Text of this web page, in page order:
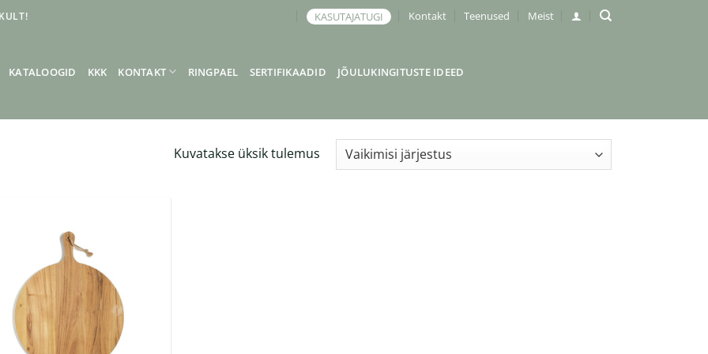
KASUTAJATUGI Kontakt Teenused Meist
KATALOOGID KKK KONTAKT RINGPAEL SERTIFIKAADID JÕULUKINGITUSTE IDEED
Kuvatakse üksik tulemus